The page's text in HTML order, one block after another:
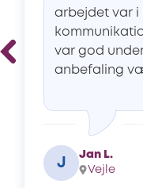
arbejdet var i
var god
anbefaling
J
Jan L.
Vejle